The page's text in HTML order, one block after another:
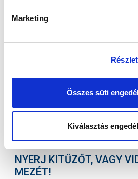
Marketing
Összes süti
Kiválasztás
NYERJ KITŰZŐT, VAGY
MEZÉT!